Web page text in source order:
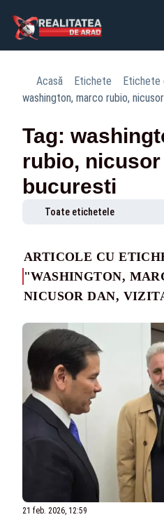
Acasă Etichete
Etichete
washington, marco rubio,
Tag:
rubio,
bucuresti
Toate etichetele
ARTICOLE CU
"WASHINGTON,
NICUSOR DAN,
21 feb. 2026, 12:59